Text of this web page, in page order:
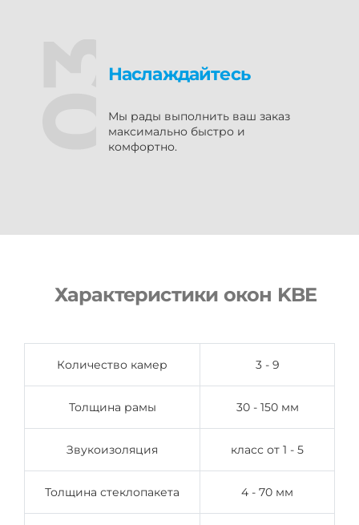
Наслаждайтесь
Мы рады выполнить ваш заказ
максимально быстро и
комфортно.
Характеристики окон KBE
Количество камер 3 - 9
Толщина рамы 30 - 150 мм
Звукоизоляция класс от 1 - 5
Толщина стеклопакета 4 - 70 мм